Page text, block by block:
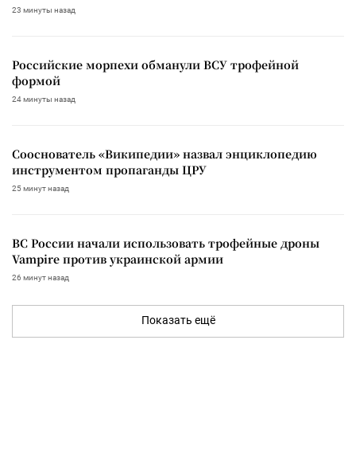
23 минуты назад
Российские морпехи обманули ВСУ трофейной
формой
24 минуты назад
Сооснователь «Википедии» назвал энциклопедию
инструментом пропаганды ЦРУ
25 минут назад
ВС России начали использовать трофейные дроны
Vampire против украинской армии
26 минут назад
Показать ещё